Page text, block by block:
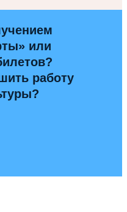
или
работу